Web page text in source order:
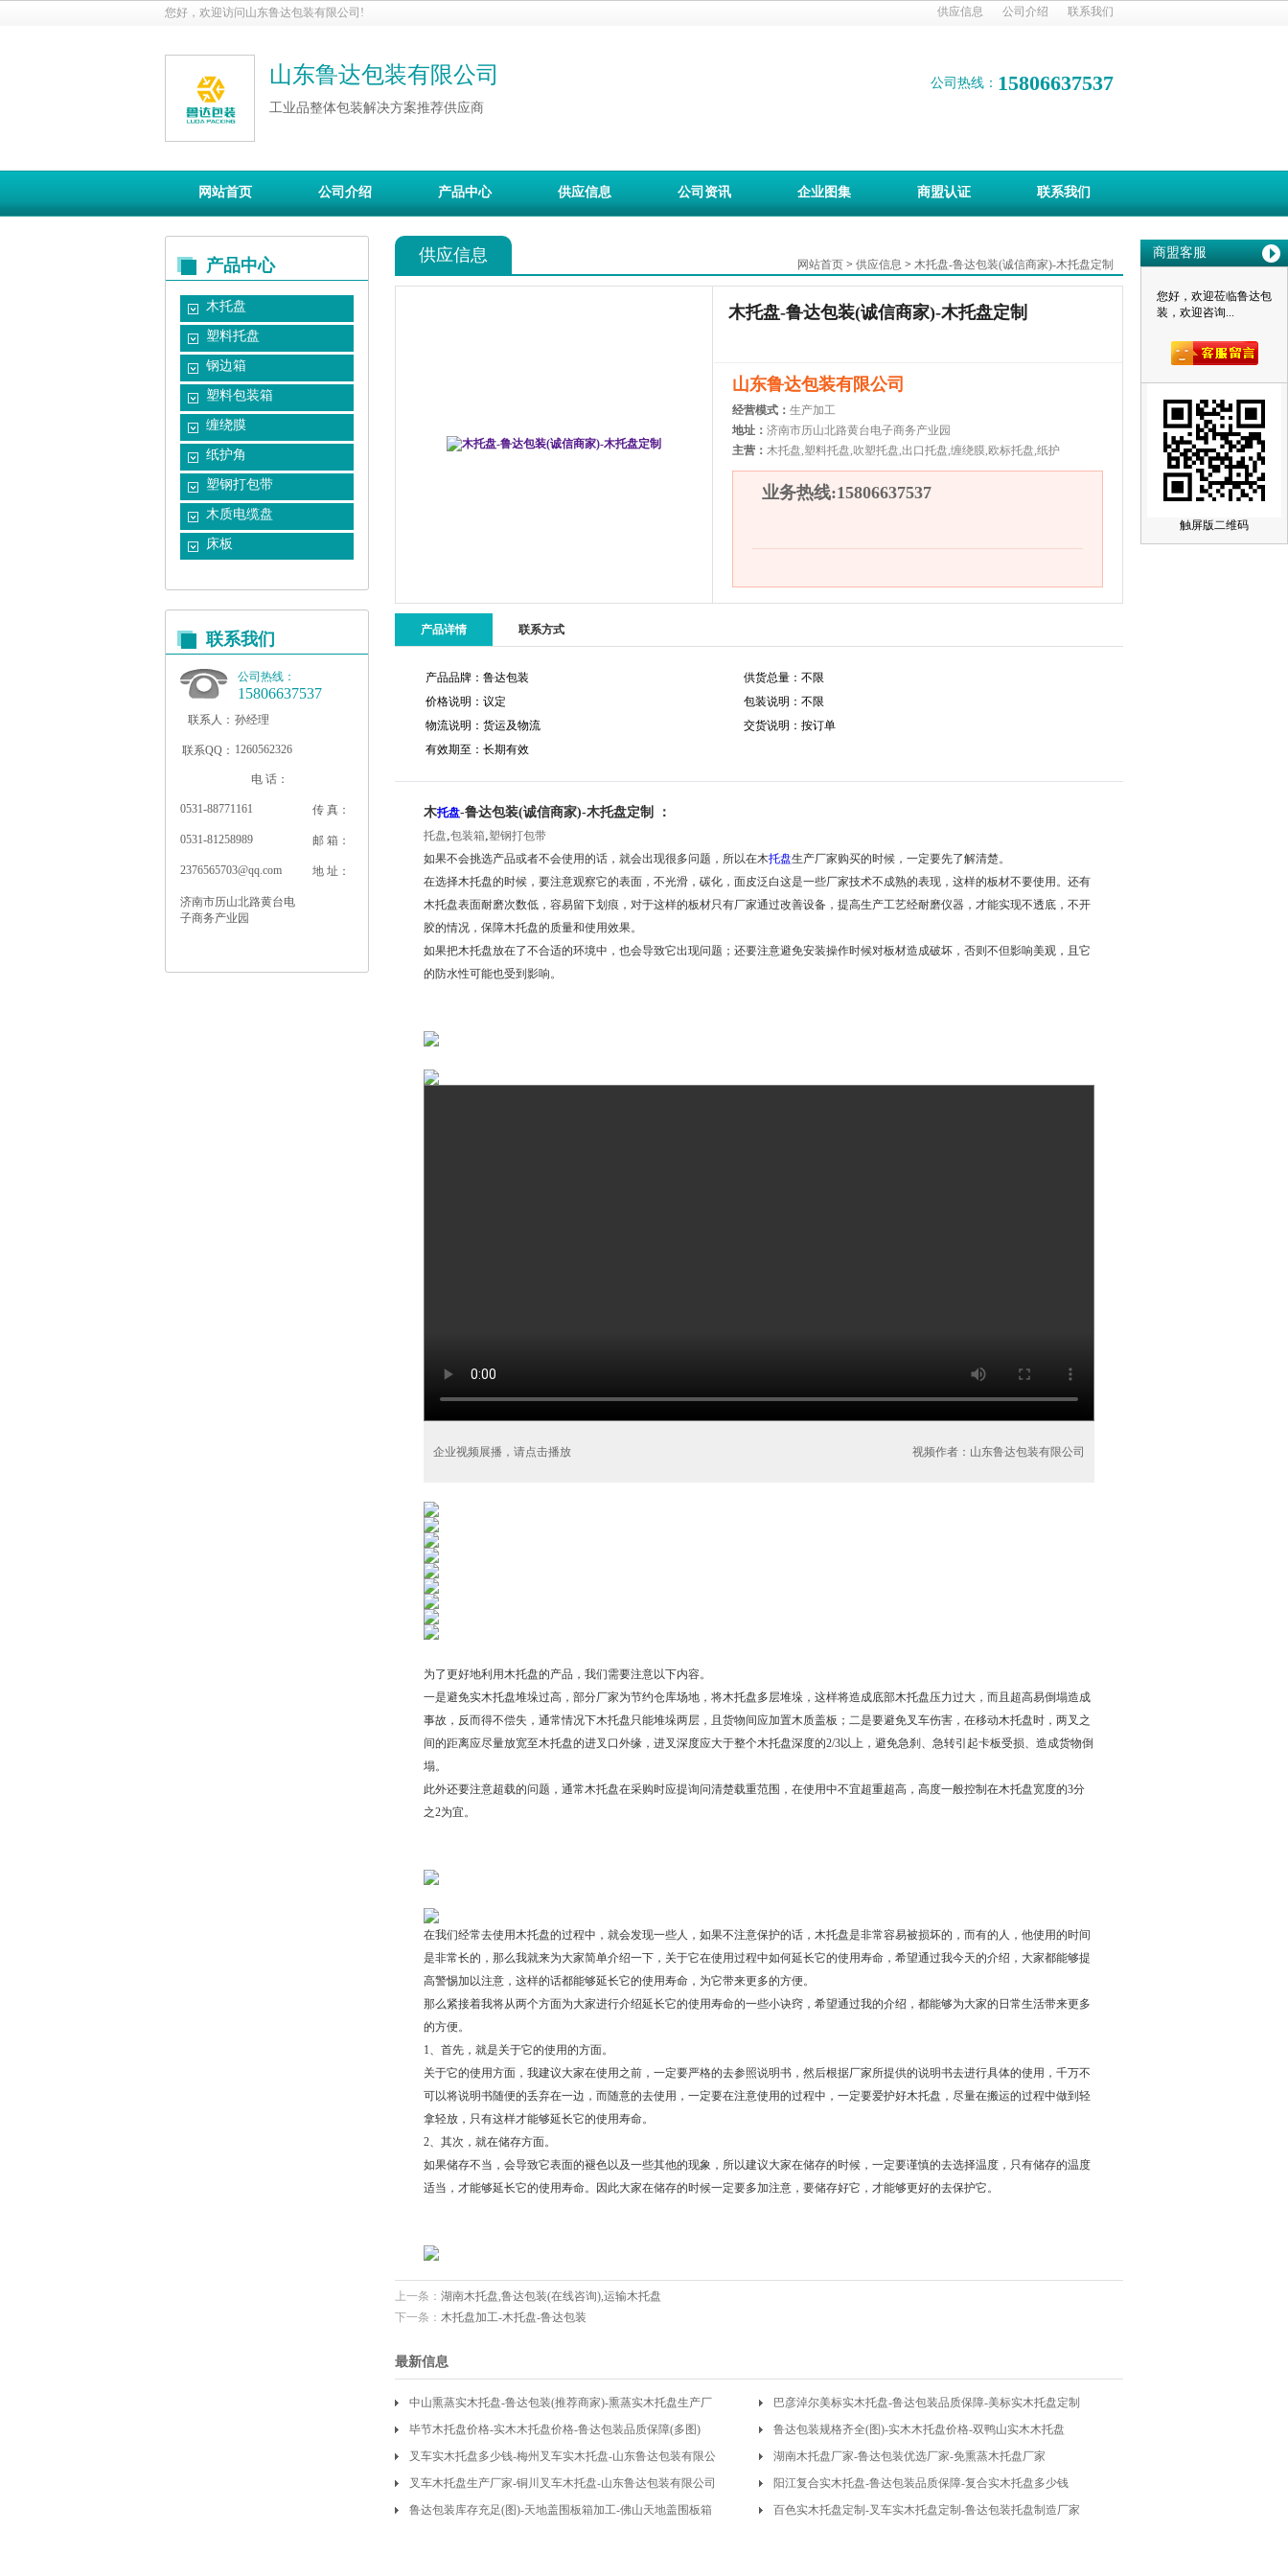
商盟客服
您好，欢迎莅临鲁达包
装，欢迎咨询...
触屏版二维码
您好，欢迎访问山东鲁达包装有限公司! 供应信息 公司介绍 联系我们
山东鲁达包装有限公司
工业品整体包装解决方案推荐供应商
公司热线： 15806637537
网站首页 公司介绍 产品中心 供应信息 公司资讯 企业图集 商盟认证 联系我们
产品中心
木托盘
塑料托盘
钢边箱
塑料包装箱
缠绕膜
纸护角
塑钢打包带
木质电缆盘
床板
联系我们
公司热线：
15806637537
联系人： 孙经理
联系QQ： 1260562326
电 话：
0531-88771161 传 真：
0531-81258989 邮 箱：
2376565703@qq.com 地 址：
济南市历山北路黄台电
子商务产业园
网站首页 > 供应信息 > 木托盘-鲁达包装(诚信商家)-木托盘定制
供应信息
木托盘-鲁达包装(诚信商家)-木托盘定制
山东鲁达包装有限公司
经营模式： 生产加工
地址： 济南市历山北路黄台电子商务产业园
主营： 木托盘,塑料托盘,吹塑托盘,出口托盘,缠绕膜,欧标托盘,纸护
业务热线:15806637537
产品详情 联系方式
产品品牌：鲁达包装
供货总量：不限
价格说明：议定
包装说明：不限
物流说明：货运及物流
交货说明：按订单
有效期至：长期有效
木托盘-鲁达包装(诚信商家)-木托盘定制 ：
托盘,包装箱,塑钢打包带
如果不会挑选产品或者不会使用的话，就会出现很多问题，所以在木托盘生产厂家购买的时候，一定要先了解清楚。
在选择木托盘的时候，要注意观察它的表面，不光滑，碳化，面皮泛白这是一些厂家技术不成熟的表现，这样的板材不要使用。还有
木托盘表面耐磨次数低，容易留下划痕，对于这样的板材只有厂家通过改善设备，提高生产工艺经耐磨仪器，才能实现不透底，不开
胶的情况，保障木托盘的质量和使用效果。
如果把木托盘放在了不合适的环境中，也会导致它出现问题；还要注意避免安装操作时候对板材造成破坏，否则不但影响美观，且它
的防水性可能也受到影响。
企业视频展播，请点击播放 视频作者：山东鲁达包装有限公司
为了更好地利用木托盘的产品，我们需要注意以下内容。
一是避免实木托盘堆垛过高，部分厂家为节约仓库场地，将木托盘多层堆垛，这样将造成底部木托盘压力过大，而且超高易倒塌造成
事故，反而得不偿失，通常情况下木托盘只能堆垛两层，且货物间应加置木质盖板；二是要避免叉车伤害，在移动木托盘时，两叉之
间的距离应尽量放宽至木托盘的进叉口外缘，进叉深度应大于整个木托盘深度的2/3以上，避免急刹、急转引起卡板受损、造成货物倒
塌。
此外还要注意超载的问题，通常木托盘在采购时应提询问清楚载重范围，在使用中不宜超重超高，高度一般控制在木托盘宽度的3分
之2为宜。
在我们经常去使用木托盘的过程中，就会发现一些人，如果不注意保护的话，木托盘是非常容易被损坏的，而有的人，他使用的时间
是非常长的，那么我就来为大家简单介绍一下，关于它在使用过程中如何延长它的使用寿命，希望通过我今天的介绍，大家都能够提
高警惕加以注意，这样的话都能够延长它的使用寿命，为它带来更多的方便。
那么紧接着我将从两个方面为大家进行介绍延长它的使用寿命的一些小诀窍，希望通过我的介绍，都能够为大家的日常生活带来更多
的方便。
1、首先，就是关于它的使用的方面。
关于它的使用方面，我建议大家在使用之前，一定要严格的去参照说明书，然后根据厂家所提供的说明书去进行具体的使用，千万不
可以将说明书随便的丢弃在一边，而随意的去使用，一定要在注意使用的过程中，一定要爱护好木托盘，尽量在搬运的过程中做到轻
拿轻放，只有这样才能够延长它的使用寿命。
2、其次，就在储存方面。
如果储存不当，会导致它表面的褪色以及一些其他的现象，所以建议大家在储存的时候，一定要谨慎的去选择温度，只有储存的温度
适当，才能够延长它的使用寿命。因此大家在储存的时候一定要多加注意，要储存好它，才能够更好的去保护它。
上一条： 湖南木托盘,鲁达包装(在线咨询),运输木托盘
下一条： 木托盘加工-木托盘-鲁达包装
最新信息
中山熏蒸实木托盘-鲁达包装(推荐商家)-熏蒸实木托盘生产厂
家
巴彦淖尔美标实木托盘-鲁达包装品质保障-美标实木托盘定制
毕节木托盘价格-实木木托盘价格-鲁达包装品质保障(多图)
鲁达包装规格齐全(图)-实木木托盘价格-双鸭山实木木托盘
叉车实木托盘多少钱-梅州叉车实木托盘-山东鲁达包装有限公
司
湖南木托盘厂家-鲁达包装优选厂家-免熏蒸木托盘厂家
叉车木托盘生产厂家-铜川叉车木托盘-山东鲁达包装有限公司
阳江复合实木托盘-鲁达包装品质保障-复合实木托盘多少钱
鲁达包装库存充足(图)-天地盖围板箱加工-佛山天地盖围板箱
百色实木托盘定制-叉车实木托盘定制-鲁达包装托盘制造厂家